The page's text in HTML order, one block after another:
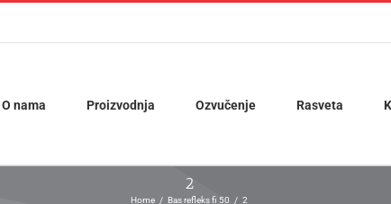
O nama Proizvodnja Ozvučenje Rasveta
2
Home Bas refleks fi 50 2